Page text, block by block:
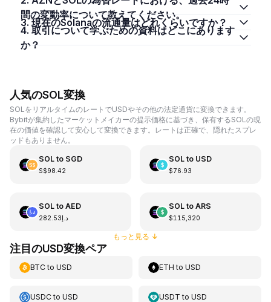
間の変動率について教えてください。
3. 現在のSolanaの流通量はどれくらいですか？
4. 取引について学ぶための資料はどこにあります
か？
人気のSOL変換
SOLをリアルタイムのレートでUSDやその他の法定通貨に変換できます。
Bybitが集約したマーケットメイカーの提示価格に基づき、保有するSOLの現
在の価値を確認して安心して変換できます。レートは正確で、隠れたスプレ
ッドもありません。
SOLto SGD
S$98.42
SOLto USD
$76.93
SOLto AED
د.إ282.53
SOLto ARS
$115,320
もっと見る ↓
注目のUSD変換ペア
BTCto USD ETH toUSD
USDCto USD USDT toUSD